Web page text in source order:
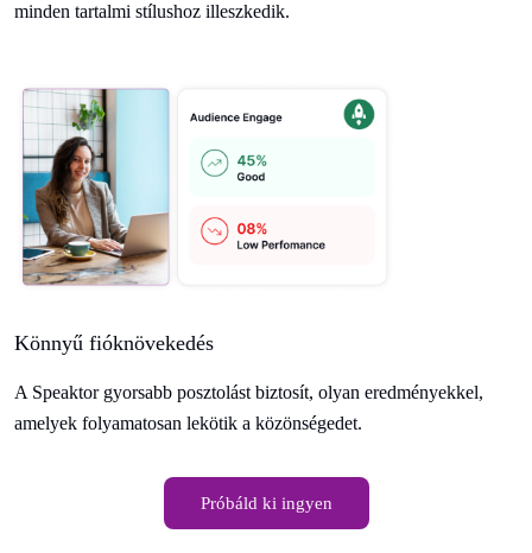
minden tartalmi stílushoz illeszkedik.
Könnyű fióknövekedés
A Speaktor gyorsabb posztolást biztosít, olyan eredményekkel,
amelyek folyamatosan lekötik a közönségedet.
Próbáld ki ingyen